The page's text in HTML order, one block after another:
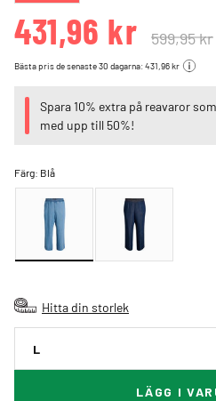
431,96 kr 599,95 kr
Bästa pris de senaste 30 dagarna: 431,96 kr
Spara 10% extra på reavaror
med upp till 50%!
Färg: Blå
Hitta din storlek
L
LÄGG I